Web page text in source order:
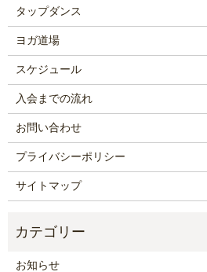
タップダンス
ヨガ道場
スケジュール
入会までの流れ
お問い合わせ
プライバシーポリシー
サイトマップ
お知らせ